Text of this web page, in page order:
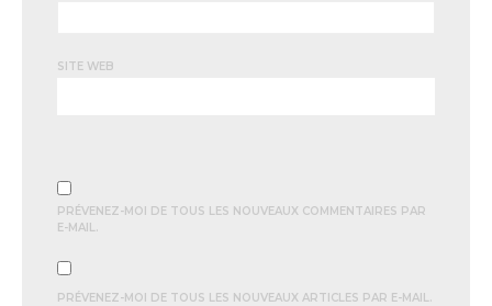
SITE WEB
PRÉVENEZ-MOI DE TOUS LES NOUVEAUX COMMENTAIRES PAR
E-MAIL.
PRÉVENEZ-MOI DE TOUS LES NOUVEAUX ARTICLES PAR E-MAIL.